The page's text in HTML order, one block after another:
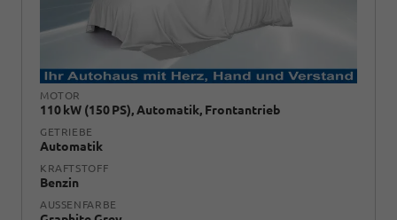
MOTOR
110 kW (150 PS), Automatik, Frontantrieb
GETRIEBE
Automatik
KRAFTSTOFF
Benzin
AUSSENFARBE